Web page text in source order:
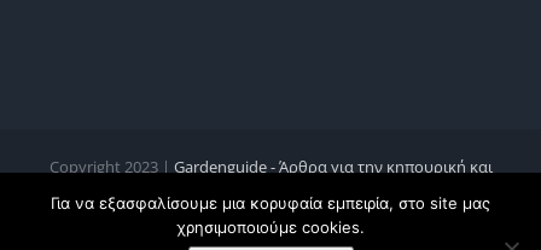
Copyright 2023 | Gardenguide - Άρθρα για την κηπουρική και
κηποτεχνία, τις καλλιέργειες και την οικολογία
Για να εξασφαλίσουμε μια κορυφαία εμπειρία, στο site μας
χρησιμοποιούμε cookies.